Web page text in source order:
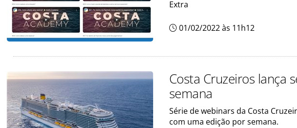
Extra
01/02/2022 às 11h12
Costa Cruzeiros lança
semana
Série de webinars da Costa
com uma edição por semana.